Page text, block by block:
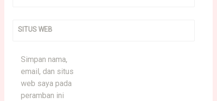
SITUS WEB
Simpan nama,
email, dan situs
web saya pada
peramban ini